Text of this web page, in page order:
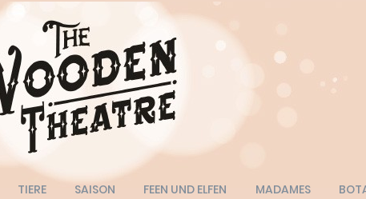
TIERE SAISON FEEN UND ELFEN MADAMES